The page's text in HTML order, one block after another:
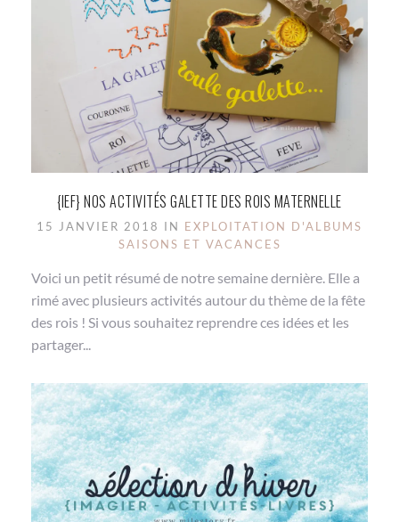
{IEF} NOS ACTIVITÉS GALETTE DES ROIS MATERNELLE
15 JANVIER 2018 IN EXPLOITATION D'ALBUMS
SAISONS ET VACANCES
Voici un petit résumé de notre semaine dernière. Elle a
rimé avec plusieurs activités autour du thème de la fête
des rois ! Si vous souhaitez reprendre ces idées et les
partager...